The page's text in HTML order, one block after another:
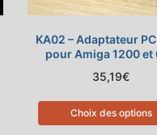
KA02 – Adaptateur
pour Amiga 1200 et
35,19€
Choix des options